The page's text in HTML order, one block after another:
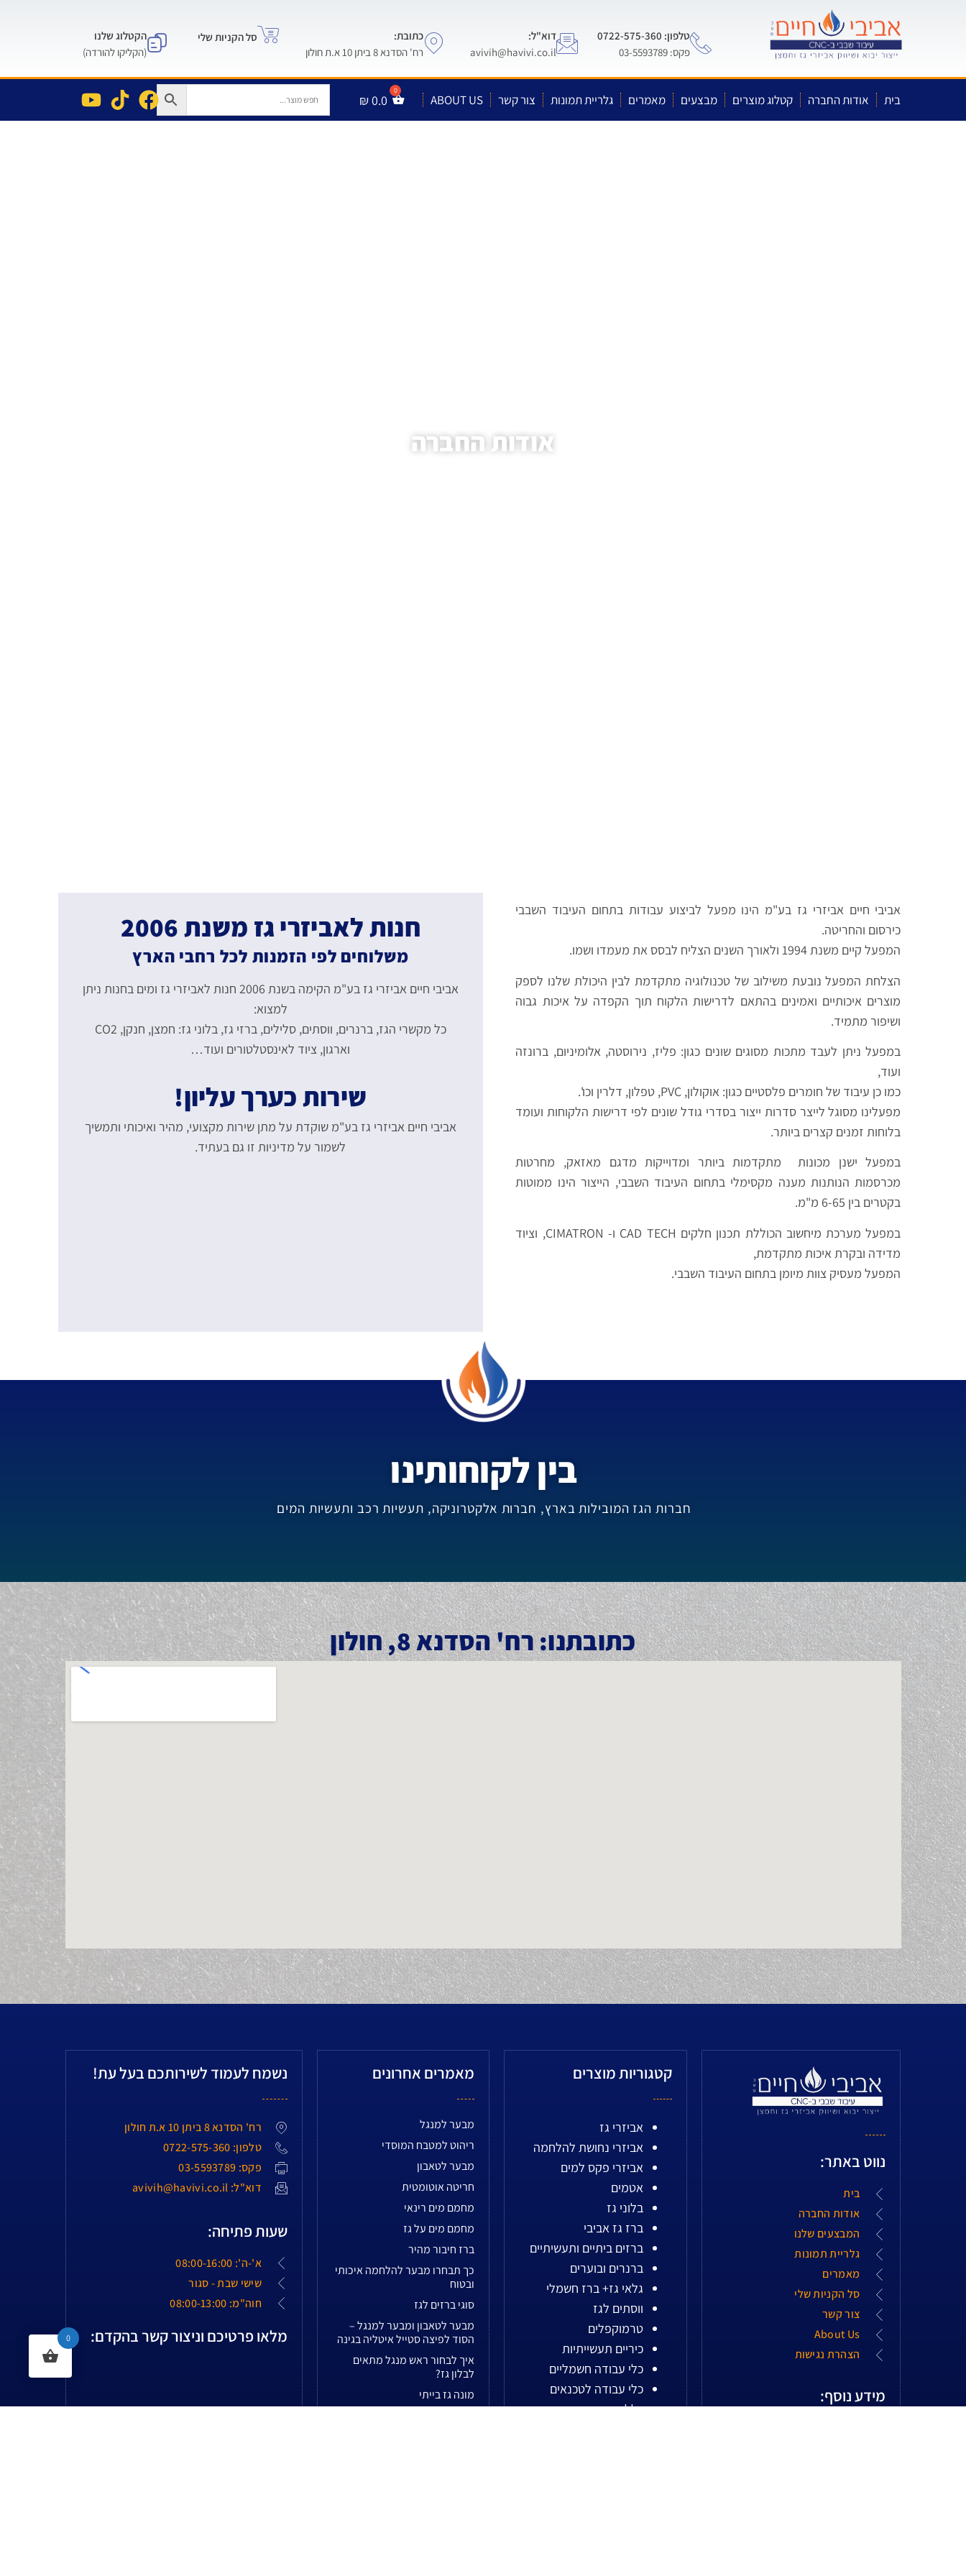
טלפון: 0722-575-360
פקס: 03-5593789
דוא"ל:
avivih@havivi.co.il
כתובת:
רח' הסדנא 8 ביתן 10 א.ת חולון
סל הקניות שלי
הקטלוג שלנו
(הקליקו להורדה)
בית אודות החברה קטלוג מוצרים מבצעים מאמרים גלריית תמונות צור קשר ABOUT US
₪0.0
אודות החברה
אביבי חיים אביזרי גז בע"מ הינו מפעל לביצוע עבודות בתחום העיבוד השבבי
כירסום והחריטה.
המפעל קיים משנת 1994 ולאורך השנים הצליח לבסס את מעמדו ושמו.
הצלחת המפעל נובעת משילוב של טכנולוגיה מתקדמת לבין היכולת שלנו לספק
מוצרים איכותיים ואמינים בהתאם לדרישות הלקוח תוך הקפדה על איכות גבוה
ושיפור מתמיד.
במפעל ניתן לעבד מתכות מסוגים שונים כגון: פליז, נירוסטה, אלומיניום, ברונזה
ועוד,
כמו כן עיבוד של חומרים פלסטיים כגון: אוקולון, PVC, טפלון, דלרין וכו'.
מפעלינו מסוגל לייצר סדרות ייצור בסדרי גודל שונים לפי דרישות הלקוחות ועומד
בלוחות זמנים קצרים ביותר.
במפעל ישנן מכונות מתקדמות ביותר ומדוייקות מדגם מאזאק, מחרטות
מכרסמות הנותנות מענה מקסימלי בתחום העיבוד השבבי, הייצור הינו ממוטות
בקטרים בין 6-65 מ"מ.
במפעל מערכת מיחשוב הכוללת תכנון חלקים CAD TECH ו- CIMATRON, וציוד
מדידה ובקרת איכות מתקדמת,
המפעל מעסיק צוות מיומן בתחום העיבוד השבבי.
חנות לאביזרי גז משנת 2006
משלוחים לפי הזמנות לכל רחבי הארץ
אביבי חיים אביזרי גז בע"מ הקימה בשנת 2006 חנות לאביזרי גז ומים בחנות ניתן
למצוא:
כל מקשרי הגז, ברנרים, ווסתים, סלילים, ברזי גז, בלוני גז: חמצן, חנקן, CO2
וארגון, ציוד לאינסטלטורים ועוד…
שירות כערך עליון!
אביבי חיים אביזרי גז בע"מ שוקדת על מתן שירות מקצועי, מהיר ואיכותי ותמשיך
לשמור על מדיניות זו גם בעתיד.
בין לקוחותינו
חברות הגז המובילות בארץ, חברות אלקטרוניקה, תעשיות רכב ותעשיות המים
כתובתנו: רח' הסדנא 8, חולון
נווט באתר:
בית
אודות החברה
המבצעים שלנו
גלריית תמונות
מאמרים
סל הקניות שלי
צור קשר
About Us
הצהרת נגישות
מידע נוסף:
קטגוריות מוצרים
אביזרי גז
אביזרי נחושת להלחמה
אביזרי פקס למים
אטמים
בלוני גז
ברז גז אביבי
ברזים ביתיים ותעשיתיים
ברנרים ובוערים
גלאי גז+ ברז חשמלי
ווסתים לגז
טרמוקפלים
כיריים תעשייתיות
כלי עבודה חשמליים
כלי עבודה לטכנאים
כללי
מאמרים אחרונים
מבער למנגל
ריהוט למטבח המוסדי
מבער לטאבון
חריטה אוטומטית
מחמם מים רינאי
מחמם מים על גז
ברז חיבור מהיר
כך תבחרו מבער להלחמה איכותי
ובטוח
סוגי ברזים לגז
מבער לטאבון ומבער למנגל –
הסוד לפיצה סטייל איטליה בגינה
איך לבחור ראש מנגל מתאים
לבלון גז?
מונה גז בייתי
נשמח לעמוד לשירותכם בעל עת!
רח' הסדנא 8 ביתן 10 א.ת חולון
טלפון: 0722-575-360
פקס: 03-5593789
דוא"ל: avivih@havivi.co.il
שעות פתיחה:
א'-ה': 08:00-16:00
שישי שבת - סגור
חוה"מ: 08:00-13:00
מלאו פרטיכם וניצור קשר בהקדם: 0